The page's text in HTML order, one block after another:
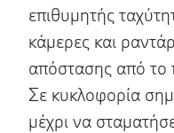
επιθυμητής
κάμερες και
απόστασης από
Σε κυκλοφορία
μέχρι να